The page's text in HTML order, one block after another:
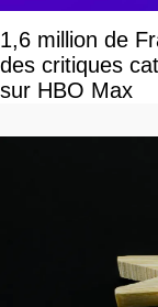
1,6 million de
des critiques
sur HBO Max